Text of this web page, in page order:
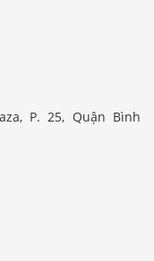
P. 25, Quận Bình